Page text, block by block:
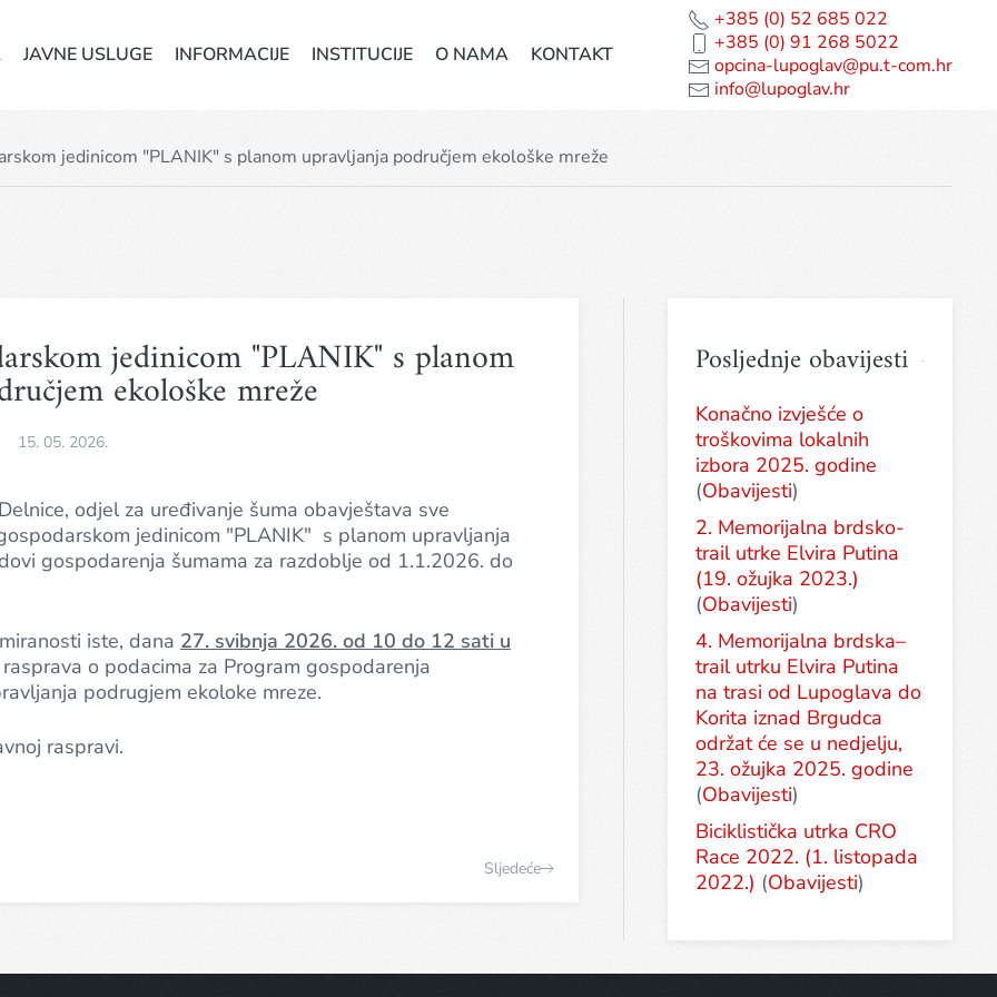
JAVNE USLUGE INFORMACIJE INSTITUCIJE O NAMA KONTAKT
+385 (0) 52 685 022
+385 (0) 91 268 5022
opcina-lupoglav@pu.t-com.hr
info@lupoglav.hr
jedinicom "PLANIK" s planom upravljanja područjem ekološke mreže
jedinicom "PLANIK" s planom
ekološke mreže
15. 05. 2026.
odjel za uređivanje šuma obavještava sve
jedinicom "PLANIK" s planom upravljanja
gospodarenja šumama za razdoblje od 1.1.2026. do
iste, dana 27. svibnja 2026. od 10 do 12 sati u
o podacima za Program gospodarenja
podrugjem ekoloke mreze.
raspravi.
Sljedeće
Posljednje obavijesti
Konačno izvješće o
troškovima lokalnih
izbora 2025. godine
(Obavijesti)
2. Memorijalna brdsko-
trail utrke Elvira Putina
(19. ožujka 2023.)
(Obavijesti)
4. Memorijalna brdska–
trail utrku Elvira Putina
na trasi od Lupoglava do
Korita iznad Brgudca
održat će se u nedjelju,
23. ožujka 2025. godine
(Obavijesti)
Biciklistička utrka CRO
Race 2022. (1. listopada
2022.) (Obavijesti)